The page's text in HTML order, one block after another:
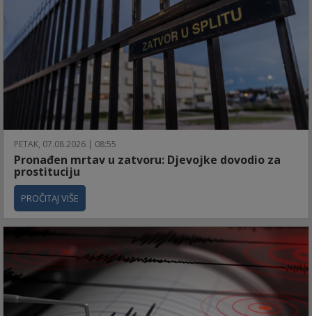
PETAK, 07.08.2026 | 08:55
Pronađen mrtav u zatvoru: Djevojke dovodio za
prostituciju
PROČITAJ VIŠE